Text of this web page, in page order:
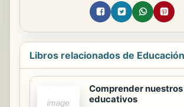
Libros relacionados de Educación
Comprender
educativos